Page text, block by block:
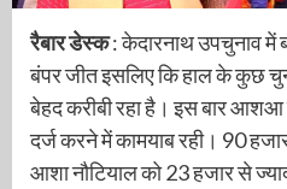
रैबार डेस्क: केदारनाथ उपचुनाव में
बंपर जीत इसलिए कि हाल के कुछ
बेहद करीबी रहा है। इस बार आशआ
दर्ज करने में कामयाब रही। 90
आशा नौटियाल को 23 हजार से